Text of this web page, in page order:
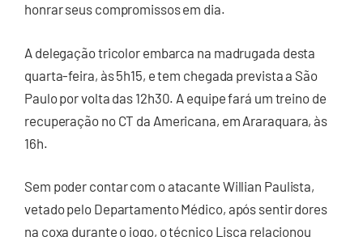
honrar seus compromissos em dia.
A delegação tricolor embarca na madrugada desta
quarta-feira, às 5h15, e tem chegada prevista a São
Paulo por volta das 12h30. A equipe fará um treino de
recuperação no CT da Americana, em Araraquara, às
16h.
Sem poder contar com o atacante Willian Paulista,
vetado pelo Departamento Médico, após sentir dores
na coxa durante o jogo, o técnico Lisca relacionou